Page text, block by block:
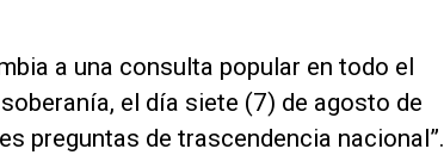
a una consulta popular en todo el
el día siete (7) de agosto de
preguntas de trascendencia nacional”.